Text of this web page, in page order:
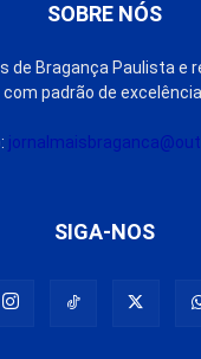
SOBRE NÓS
de Bragança Paulista e
com padrão de excelência.
SIGA-NOS